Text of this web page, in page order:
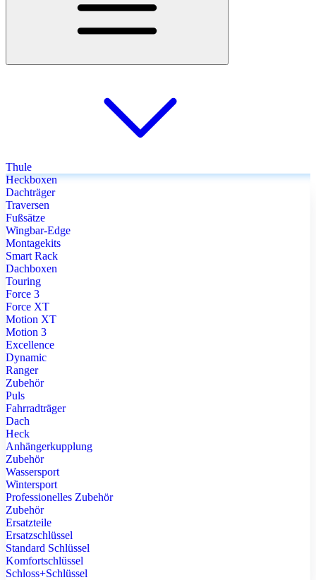
Thule
Heckboxen
Dachträger
Traversen
Fußsätze
Wingbar-Edge
Montagekits
Smart Rack
Dachboxen
Touring
Force 3
Force XT
Motion XT
Motion 3
Excellence
Dynamic
Ranger
Zubehör
Puls
Fahrradträger
Dach
Heck
Anhängerkupplung
Zubehör
Wassersport
Wintersport
Professionelles Zubehör
Zubehör
Ersatzteile
Ersatzschlüssel
Standard Schlüssel
Komfortschlüssel
Schloss+Schlüssel